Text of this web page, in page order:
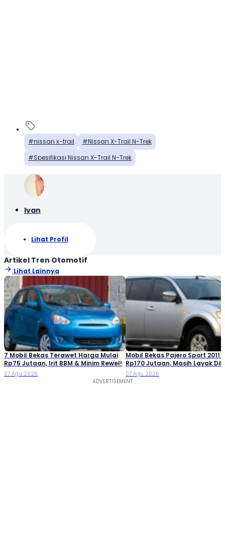
nissan x-trail
Nissan X-Trail N-Trek
Spesifikasi Nissan X-Trail N-Trek
Ivan
Lihat Profil
Artikel Tren Otomotif
Lihat Lainnya
7 Mobil Bekas Terawet Harga Mulai
Rp75 Jutaan, Irit BBM & Minim Rewel!
07 Agu 2026
Mobil Bekas Pajero Sport 2011
Rp170 Jutaan, Masih Layak
07 Agu 2026